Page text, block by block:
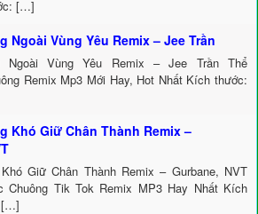
[…]
Ngoài Vùng Yêu Remix – Jee Trần
Ngoài Vùng Yêu Remix – Jee Trần Thể
Remix Mp3 Mới Hay, Hot Nhất Kích thước:
Khó Giữ Chân Thành Remix –
Giữ Chân Thành Remix – Gurbane, NVT
Chuông Tik Tok Remix MP3 Hay Nhất Kích
[…]